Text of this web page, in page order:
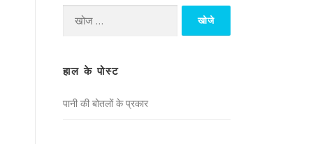
निम्न
हाल के पोस्ट
पानी की बोतलों के प्रकार